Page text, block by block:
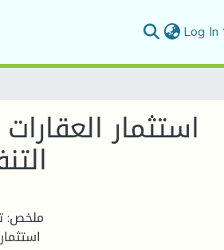
Log In
استثمار
التنفيذي رقم
ملخص: